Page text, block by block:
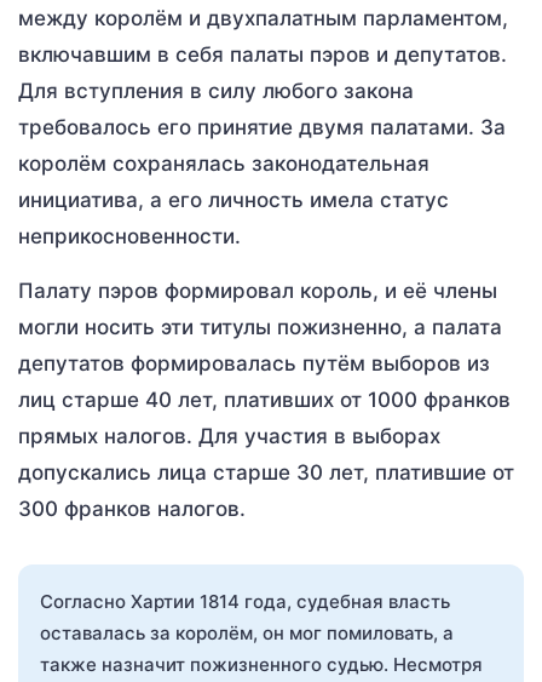
между королём и двухпалатным парламентом,
включавшим в себя палаты пэров и депутатов.
Для вступления в силу любого закона
требовалось его принятие двумя палатами. За
королём сохранялась законодательная
инициатива, а его личность имела статус
неприкосновенности.
Палату пэров формировал король, и её члены
могли носить эти титулы пожизненно, а палата
депутатов формировалась путём выборов из
лиц старше 40 лет, плативших от 1000 франков
прямых налогов. Для участия в выборах
допускались лица старше 30 лет, платившие от
300 франков налогов.
Согласно Хартии 1814 года, судебная власть
оставалась за королём, он мог помиловать, а
также назначит пожизненного судью. Несмотря